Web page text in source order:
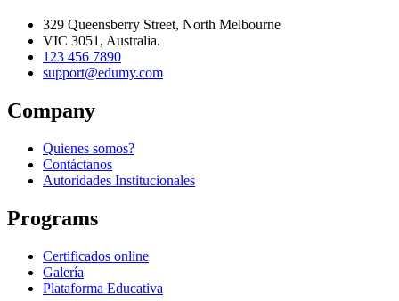
329 Queensberry Street, North Melbourne
VIC 3051, Australia.
123 456 7890
support@edumy.com
Company
Quienes somos?
Contáctanos
Autoridades Institucionales
Programs
Certificados online
Galería
Plataforma Educativa